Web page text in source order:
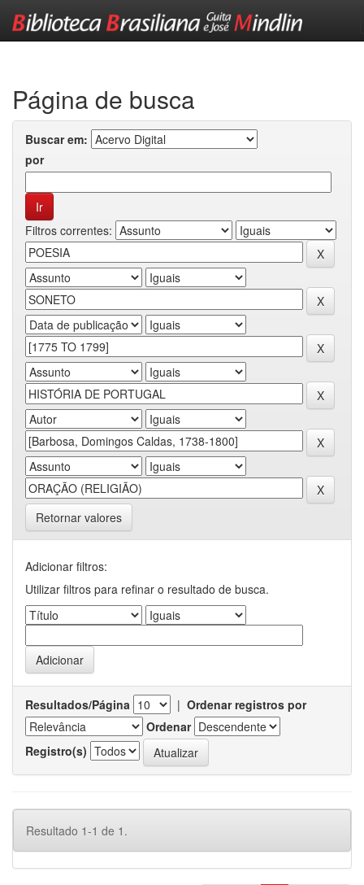
Página de busca
Buscar em:
por
Filtros correntes:
Retornar valores
Adicionar filtros:
Utilizar filtros para refinar o resultado de busca.
Resultados/Página | Ordenar registros por
Ordenar
Registro(s)
Resultado 1-1 de 1.